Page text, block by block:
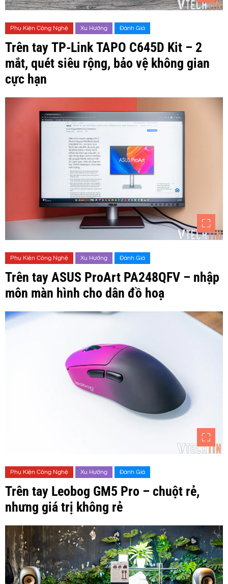
Phụ Kiện Công Nghệ Xu Hướng Đánh Giá
Trên tay TP-Link TAPO C645D Kit – 2
mắt, quét siêu rộng, bảo vệ không gian
cực hạn
Phụ Kiện Công Nghệ Xu Hướng Đánh Giá
Trên tay ASUS ProArt PA248QFV – nhập
môn màn hình cho dân đồ hoạ
Phụ Kiện Công Nghệ Xu Hướng Đánh Giá
Trên tay Leobog GM5 Pro – chuột rẻ,
nhưng giá trị không rẻ